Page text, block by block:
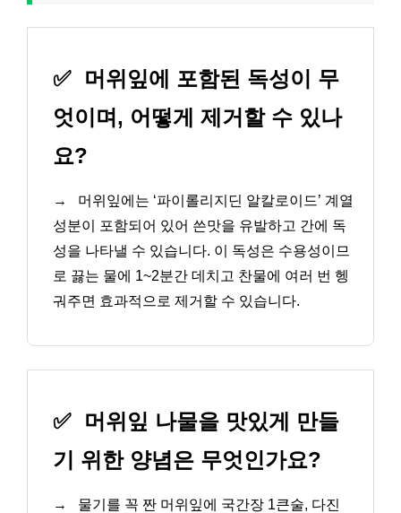
✅
머위잎에 포함된 독성이 무
엇이며, 어떻게 제거할 수 있나
요?
→
머위잎에는 ‘파이롤리지딘 알칼로이드’ 계열
성분이 포함되어 있어 쓴맛을 유발하고 간에 독
성을 나타낼 수 있습니다. 이 독성은 수용성이므
로 끓는 물에 1~2분간 데치고 찬물에 여러 번 헹
궈주면 효과적으로 제거할 수 있습니다.
✅
머위잎 나물을 맛있게 만들
기 위한 양념은 무엇인가요?
→
물기를 꼭 짠 머위잎에 국간장 1큰술, 다진